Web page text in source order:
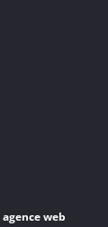
agence web